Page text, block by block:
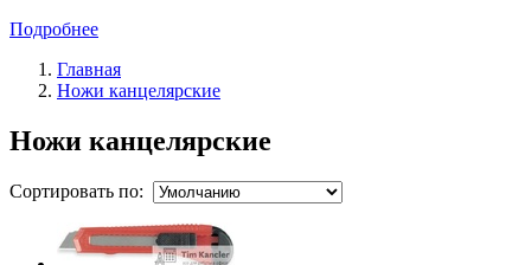
Подробнее
Главная
Ножи канцелярские
Ножи канцелярские
Сортировать по: